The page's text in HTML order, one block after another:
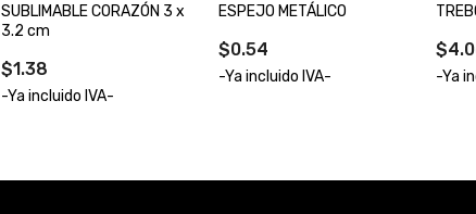
SUBLIMABLE CORAZÓN 3 x
3.2 cm
$1.38
-Ya incluido IVA-
ESPEJO METÁLICO
$0.54
-Ya incluido IVA- -Ya